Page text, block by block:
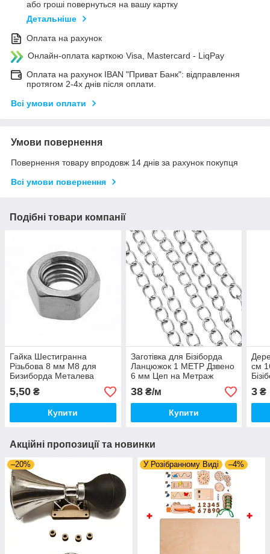
або гроші повернуться на вашу картку
Детальніше
Оплата на рахунок
Онлайн-оплата карткою Visa, Mastercard - LiqPay
Оплата на рахунок IBAN "Приват Банк": відправлення
протягом 2-4х днів після оплати.
Всі умови оплати
Умови повернення
Повернення товару впродовж 14 днів за рахунок покупця
Всі умови повернення
Подібні товари компанії
Гайка Шестигранна
Різьбова 8 мм М8 для
Бизиборда Металева
5,50 ₴
Купити
Заготівка для Бізіборда
Ланцюжок 1 МЕТР Дзвено
6 мм Цеп на Метраж
Бізіборда 100 см
38₴/м
Купити
см
3 ₴
Акційні пропозиції та новинки
–20% У Розібранному Виді –4%